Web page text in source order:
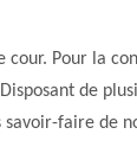
Pour la
de
faire de